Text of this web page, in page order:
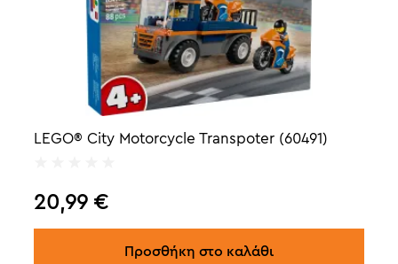
LEGO® City Motorcycle Transpoter (60491)
20,99 €
Προσθήκη στο καλάθι